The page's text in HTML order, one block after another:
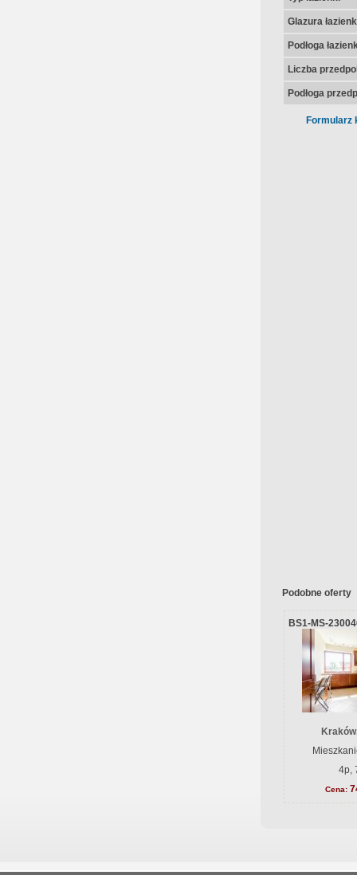
Glazura
Podłoga
Liczba
Podłoga
Formularz
Podobne oferty
BS1-MS-
4p,
Cena: